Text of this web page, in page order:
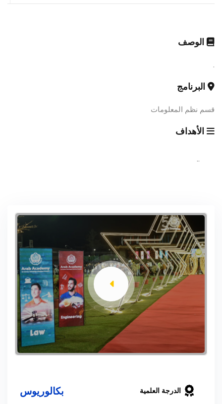
الوصف
.
البرنامج
قسم نظم المعلومات
الأهداف
..
الدرجة العلمية بكالوريوس